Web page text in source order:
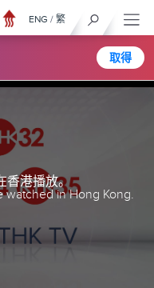
取得
ENG / 繁
香港播放。
watched in Hong Kong.